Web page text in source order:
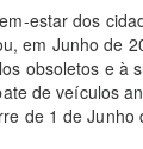
estar dos
em Junho de
obsoletos e à
de veículos
de 1 de Junho